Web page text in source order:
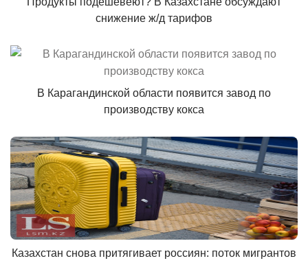
снижение ж/д тарифов
В Карагандинской области появится завод по
производству кокса
Казахстан снова притягивает россиян: поток мигрантов